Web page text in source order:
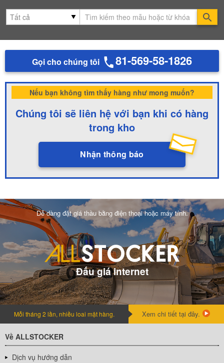
Gọi cho chúng tôi 81-569-58-1826
Nếu bạn không tìm thấy hàng như mong muốn?
Chúng tôi sẽ liên hệ với bạn khi có hàng
trong kho
Nhận thông báo
Dễ dàng đặt giá thầu bằng điện thoại hoặc máy tính.
Đấu giá internet
Mỗi tháng 2 lần, nhiều loai mặt hàng. Xem chi tiết tại đây.
Về ALLSTOCKER
Dịch vụ hướng dẫn